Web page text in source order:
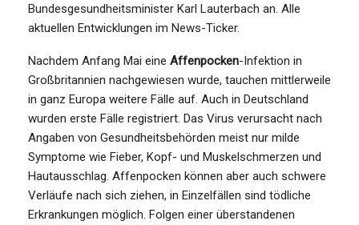
Bundesgesundheitsminister Karl Lauterbach an. Alle
aktuellen Entwicklungen im News-Ticker.
Nachdem Anfang Mai eine Affenpocken-Infektion in
Großbritannien nachgewiesen wurde, tauchen mittlerweile
in ganz Europa weitere Fälle auf. Auch in Deutschland
wurden erste Fälle registriert. Das Virus verursacht nach
Angaben von Gesundheitsbehörden meist nur milde
Symptome wie Fieber, Kopf- und Muskelschmerzen und
Hautausschlag. Affenpocken können aber auch schwere
Verläufe nach sich ziehen, in Einzelfällen sind tödliche
Erkrankungen möglich. Folgen einer überstandenen